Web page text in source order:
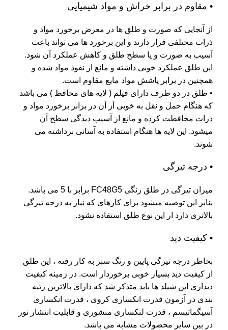
• مقاوم در برابر خراش و مواد شیمیایی
از آنجایی که صورت و طلق ها در معرض برخورد مواد و
ذرات مختلفی قرار دارند و این برخورد ها می تواند باعث
آسیب به صورت و یا سطح طلق و کاهش عملکرد آن شود.
این طلق عملکرد خوبی داشته و مانع از نفوذ مواد شده و
همچنین در برابر پاشش مواد مایع مقاوم است.
• طلق در دو طرف دارای فیلم ( لایه های محافظ ) می باشد
که هنگام حمل و نقل به خوبی آز آن در برابر برخورد مواد و
ذرات محافطت کرده و مانع از آسیب دیدگی سطح آن
میشود. این لایه ها هنگام استفاده به آسانی برداشته می
شوند.
• درجه تیرگی
میزان تیرگی در طلق رنگی FC48G5 برابر با 5 می باشد.
بنابر این توصیه میشود برای کارهای که نیاز به درجه تیرگی
بالاتری دارد ار این نوع طلق استفاده نشود.
• کیفیت دید
بخاطر درجه تیرگی پایین و رنگ سبز به کار رفته ، این طلق
از کیفیت دید بسیار خوبی برخوردار است. در زمینه کیفیت
دیداری این شیلد ها باید متذکر شد که دارای بالاترین رتبه
بندی در آزمون قدرت انکساری کروی ، قدرت انکساری
آسیگماتیسم ، قدرت لنکساری منشوری و قابلیت انتشار نور
در بین سایر محصولات مشابه می باشد.